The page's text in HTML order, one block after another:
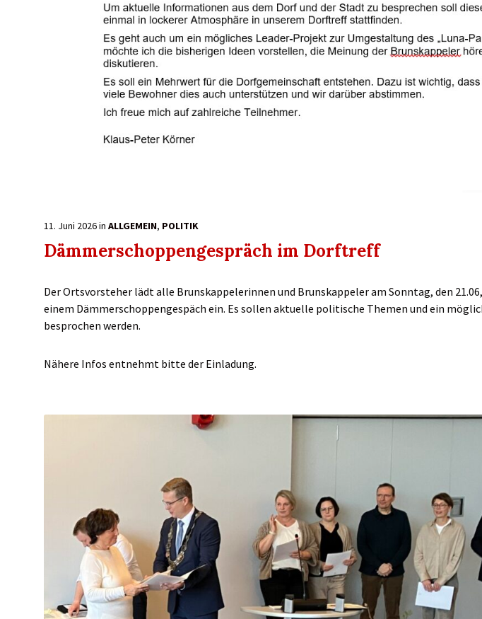
11. Juni 2026in ALLGEMEIN, POLITIK
Dämmerschoppengespräch im Dorftreff
Der Ortsvorsteher lädt alle Brunskappelerinnen und Brunskappeler am Sonntag, den
einem Dämmerschoppengespäch ein. Es sollen aktuelle politische Themen und ein
besprochen werden.
Nähere Infos entnehmt bitte der Einladung.